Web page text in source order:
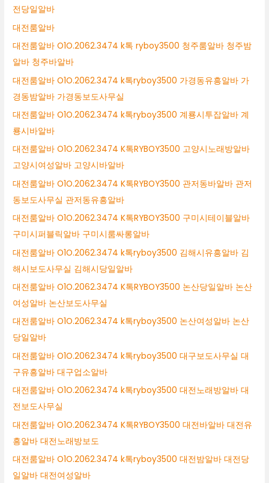
전당일알바
대전룸알바
대전룸알바 O1O.2062.3474 k톡 ryboy3500 청주룸알바 청주밤
알바 청주바알바
대전룸알바 O1O.2062.3474 k톡ryboy3500 가경동유흥알바 가
경동밤알바 가경동보도사무실
대전룸알바 O1O.2062.3474 k톡ryboy3500 계룡시투잡알바 계
룡시바알바
대전룸알바 O1O.2062.3474 K톡RYBOY3500 고양시노래방알바
고양시여성알바 고양시바알바
대전룸알바 O1O.2062.3474 K톡RYBOY3500 관저동바알바 관저
동보도사무실 관저동유흥알바
대전룸알바 O1O.2062.3474 K톡RYBOY3500 구미시테이블알바
구미시퍼블릭알바 구미시룸싸롱알바
대전룸알바 O1O.2062.3474 k톡ryboy3500 김해시유흥알바 김
해시보도사무실 김해시당일알바
대전룸알바 O1O.2062.3474 K톡RYBOY3500 논산당일알바 논산
여성알바 논산보도사무실
대전룸알바 O1O.2062.3474 k톡ryboy3500 논산여성알바 논산
당일알바
대전룸알바 O1O.2062.3474 k톡ryboy3500 대구보도사무실 대
구유흥알바 대구업소알바
대전룸알바 O1O.2062.3474 k톡ryboy3500 대전노래방알바 대
전보도사무실
대전룸알바 O1O.2062.3474 K톡RYBOY3500 대전바알바 대전유
흥알바 대전노래방보도
대전룸알바 O1O.2062.3474 k톡ryboy3500 대전밤알바 대전당
일알바 대전여성알바